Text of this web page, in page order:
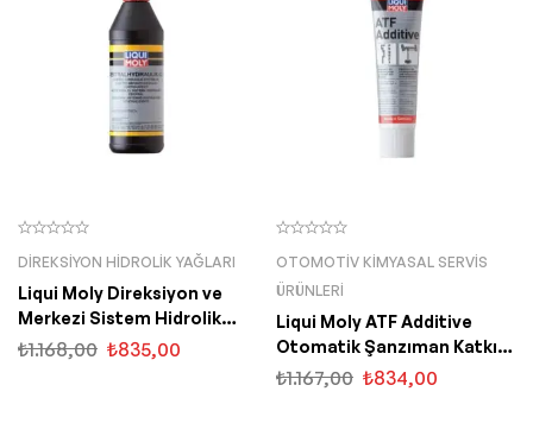
DIREKSIYON HIDROLIK YAĞLARI
Liqui Moly Direksiyon ve
Merkezi Sistem Hidrolik
Yağı 1 Lt (1127)
₺1.168,00 ₺835,00
OTOMOTIV KIMYASAL SERVIS
ÜRÜNLERI
Liqui Moly ATF Additive
Otomatik Şanzıman Katkısı
250 ML (5135)
₺1.167,00 ₺834,00